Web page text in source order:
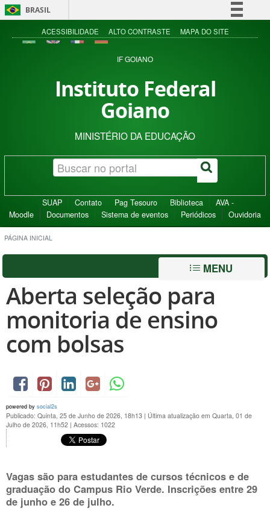
BRASIL
Simplifique!
Acesso à informação
ACESSIBILIDADE ALTO CONTRASTE MAPA DO SITE
IF GOIANO
Instituto Federal
Goiano
MINISTÉRIO DA EDUCAÇÃO
SUAP Contato Pag Tesouro Biblioteca
AVA -
Moodle
Documentos Sistema de eventos Periódicos Ouvidoria
PÁGINA INICIAL
MENU
Aberta seleção para
monitoria de ensino
com bolsas
powered by social2s
Publicado: Quinta, 25 de Junho de 2026, 18h13 | Última atualização em Quarta, 01 de
Julho de 2026, 11h52 | Acessos: 1022
Vagas são para estudantes de cursos técnicos e de
graduação do Campus Rio Verde. Inscrições entre 29
de junho e 26 de julho.